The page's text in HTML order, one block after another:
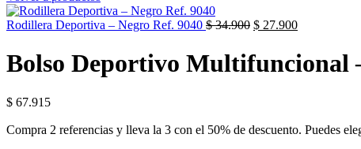
Rodillera Deportiva – Negro Ref. 9040 $34.900 $ 27.900
Bolso Deportivo Multifuncional
$ 67.915
Compra 2 referencias y lleva la 3 con el 50% de descuento. Puedes